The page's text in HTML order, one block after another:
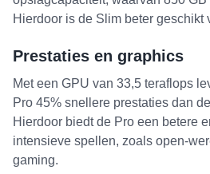
Hierdoor is de Slim beter geschikt
Prestaties en graphics
Met een GPU van 33,5 teraflops
Pro 45% snellere prestaties dan
Hierdoor biedt de Pro een betere
intensieve spellen, zoals open-
gaming.